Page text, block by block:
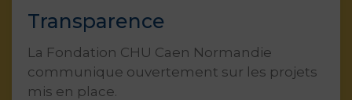
Transparence
La Fondation CHU Caen Normandie
communique ouvertement sur les projets
mis en place.